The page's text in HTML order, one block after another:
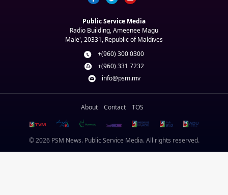
Public Service Media
Radio Building, Ameenee Magu
Male', 20331, Republic of Maldives
+(960) 300 0300
+(960) 331 7232
info@psm.mv
About Contact TOS
© 2026 PSM News. Public Service Media. All rights reserved.